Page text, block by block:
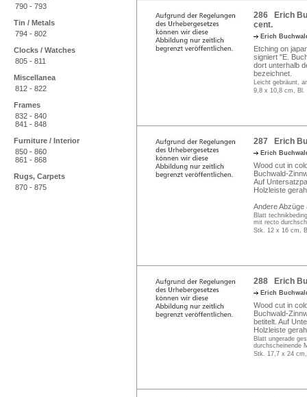
790 - 793
Tin / Metals
794 - 802
Clocks / Watches
805 - 811
Miscellanea
812 - 822
Frames
832 - 840
841 - 848
Furniture / Interior
850 - 860
861 - 868
Rugs, Carpets
870 - 875
286 Erich
cent.
Erich
Etching on
signiert "E.
dort unterhalb
bezeichnet.
Leicht gebräunt,
9,8 x 10,8 cm, Bl.
287 Erich
Erich
Wood cut in
Buchwald-
Auf
Holzleiste
Andere Abzüge
Blatt
mit recto
Stk. 12 x 16 cm,
288 Erich
Erich
Wood cut in
Buchwald-
betitelt. Auf
Holzleiste
Blatt ungerade
durchscheinende
Stk. 17,7 x 24